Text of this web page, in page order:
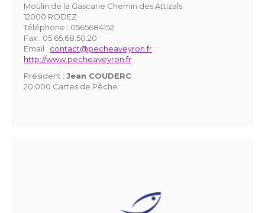
Moulin de la Gascarie Chemin des Attizals
12000 RODEZ
Téléphone : 0565684152
Fax : 05.65.68.50.20
Email : contact@pecheaveyron.fr
http://www.pecheaveyron.fr
Président : Jean COUDERC
20 000 Cartes de Pêche